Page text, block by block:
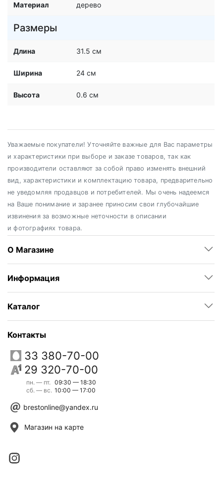
Материал дерево
Размеры
Длина 31.5 см
Ширина 24 см
Высота 0.6 см
Уважаемые покупатели! Уточняйте важные для Вас параметры
и характеристики при выборе и заказе товаров, так как
производители оставляют за собой право изменять внешний
вид, характеристики и комплектацию товара, предварительно
не уведомляя продавцов и потребителей. Мы очень надеемся
на Ваше понимание и заранее приносим свои глубочайшие
извинения за возможные неточности в описании
и фотографиях товара.
О Магазине
Информация
Каталог
Контакты
33 380-70-00
29 320-70-00
пн. — пт.
сб. — вс.
09:30 — 18:30
10:00 — 17:00
brestonline@yandex.ru
Магазин на карте